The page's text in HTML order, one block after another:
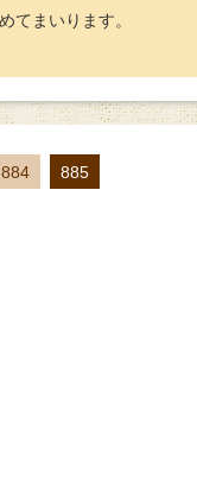
てまいります。
884 885